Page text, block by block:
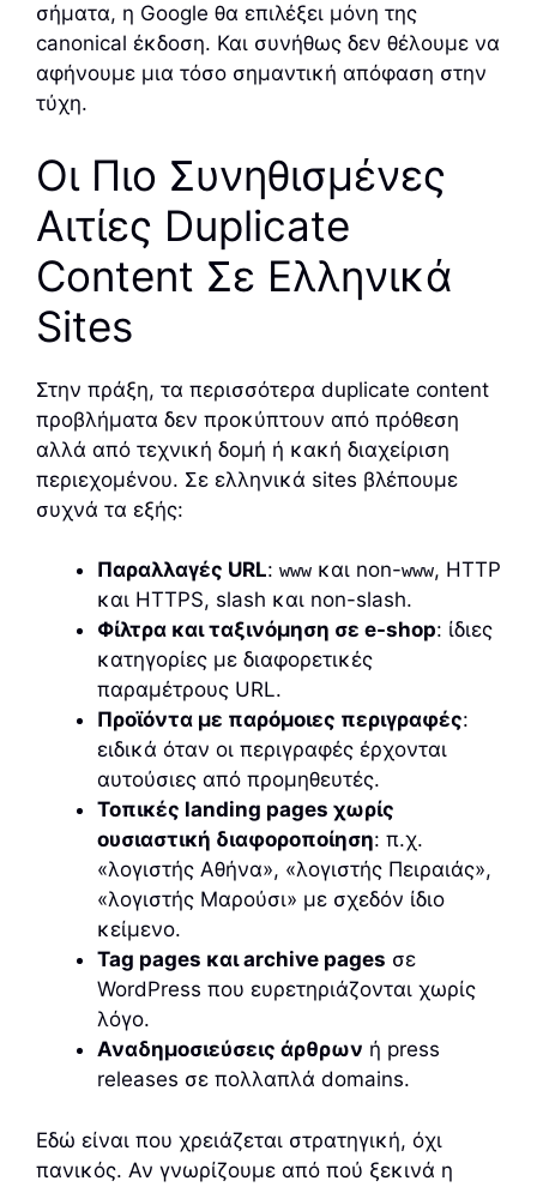
σήματα, η Google θα επιλέξει μόνη της
canonical έκδοση. Και συνήθως δεν θέλουμε να
αφήνουμε μια τόσο σημαντική απόφαση στην
τύχη.
Οι Πιο Συνηθισμένες
Αιτίες Duplicate
Content Σε Ελληνικά
Sites
Στην πράξη, τα περισσότερα duplicate content
προβλήματα δεν προκύπτουν από πρόθεση
αλλά από τεχνική δομή ή κακή διαχείριση
περιεχομένου. Σε ελληνικά sites βλέπουμε
συχνά τα εξής:
Παραλλαγές URL: www και non-www, HTTP
και HTTPS, slash και non-slash.
Φίλτρα και ταξινόμηση σε e-shop: ίδιες
κατηγορίες με διαφορετικές
παραμέτρους URL.
Προϊόντα με παρόμοιες περιγραφές:
ειδικά όταν οι περιγραφές έρχονται
αυτούσιες από προμηθευτές.
Τοπικές landing pages χωρίς
ουσιαστική διαφοροποίηση: π.χ.
«λογιστής Αθήνα», «λογιστής Πειραιάς»,
«λογιστής Μαρούσι» με σχεδόν ίδιο
κείμενο.
Tag pages και archive pages σε
WordPress που ευρετηριάζονται χωρίς
λόγο.
Αναδημοσιεύσεις άρθρων ή press
releases σε πολλαπλά domains.
Εδώ είναι που χρειάζεται στρατηγική, όχι
πανικός. Αν γνωρίζουμε από πού ξεκινά η